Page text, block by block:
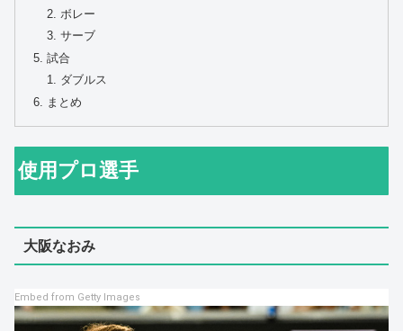
ボレー
サーブ
試合
ダブルス
まとめ
使用プロ選手
大阪なおみ
Embed from Getty Images